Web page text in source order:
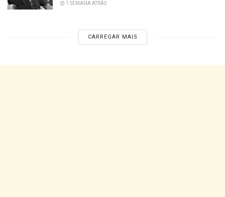
1 SEMANA ATRÁS
CARREGAR MAIS